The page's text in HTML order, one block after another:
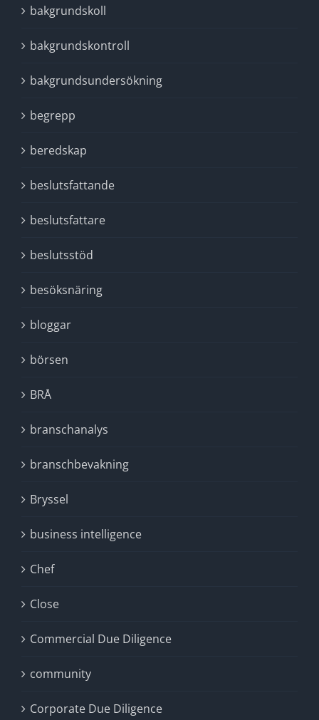
bakgrundskoll
bakgrundskontroll
bakgrundsundersökning
begrepp
beredskap
beslutsfattande
beslutsfattare
beslutsstöd
besöksnäring
bloggar
börsen
BRÅ
branschanalys
branschbevakning
Bryssel
business intelligence
Chef
Close
Commercial Due Diligence
community
Corporate Due Diligence